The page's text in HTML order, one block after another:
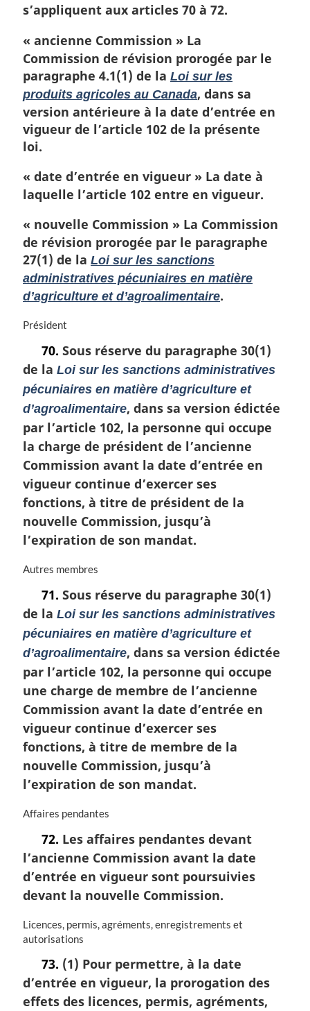
e
a
r
g
i
n
a
l
e
:
s’appliquent aux articles 70 à 72.
« ancienne Commission » La
Commission de révision prorogée par le
paragraphe 4.1(1) de la Loi sur les
produits agricoles au Canada, dans sa
version antérieure à la date d’entrée en
vigueur de l’article 102 de la présente
loi.
« date d’entrée en vigueur » La date à
laquelle l’article 102 entre en vigueur.
« nouvelle Commission » La Commission
de révision prorogée par le paragraphe
27(1) de la Loi sur les sanctions
administratives pécuniaires en matière
d’agriculture et d’agroalimentaire.
N
e
a
r
g
i
a
l
e
Président
70. Sous réserve du paragraphe 30(1)
de la Loi sur les sanctions administratives
pécuniaires en matière d’agriculture et
d’agroalimentaire, dans sa version édictée
par l’article 102, la personne qui occupe
la charge de président de l’ancienne
Commission avant la date d’entrée en
vigueur continue d’exercer ses
fonctions, à titre de président de la
nouvelle Commission, jusqu’à
l’expiration de son mandat.
N
e
a
r
g
i
a
l
e
Autres membres
71. Sous réserve du paragraphe 30(1)
de la Loi sur les sanctions administratives
pécuniaires en matière d’agriculture et
d’agroalimentaire, dans sa version édictée
par l’article 102, la personne qui occupe
une charge de membre de l’ancienne
Commission avant la date d’entrée en
vigueur continue d’exercer ses
fonctions, à titre de membre de la
nouvelle Commission, jusqu’à
l’expiration de son mandat.
N
e
m
r
i
n
e
:
Affaires pendantes
72. Les affaires pendantes devant
l’ancienne Commission avant la date
d’entrée en vigueur sont poursuivies
devant la nouvelle Commission.
N
o
m
a
Licences, permis, agréments, enregistrements et
autorisations
73. (1) Pour permettre, à la date
d’entrée en vigueur, la prorogation des
effets des licences, permis, agréments,